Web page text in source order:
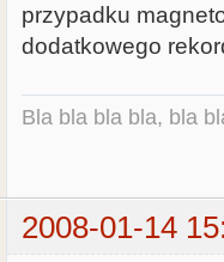
przypadku
dodatkowego
Bla bla bla bla, bla
2008-01-14